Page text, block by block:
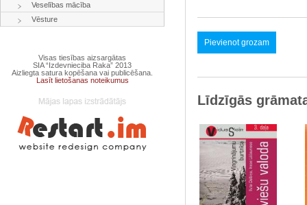
Veselības mācība
Vēsture
Visas tiesības aizsargātas
SIA “Izdevnieciba Raka” 2013
Aizliegta satura kopēšana vai publicēšana.
Lasīt lietošanas noteikumus
Pievienot grozam
Līdzīgās